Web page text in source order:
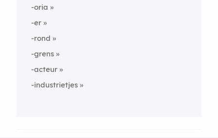
-oria
-er
-rond
-grens
-acteur
-industrietjes